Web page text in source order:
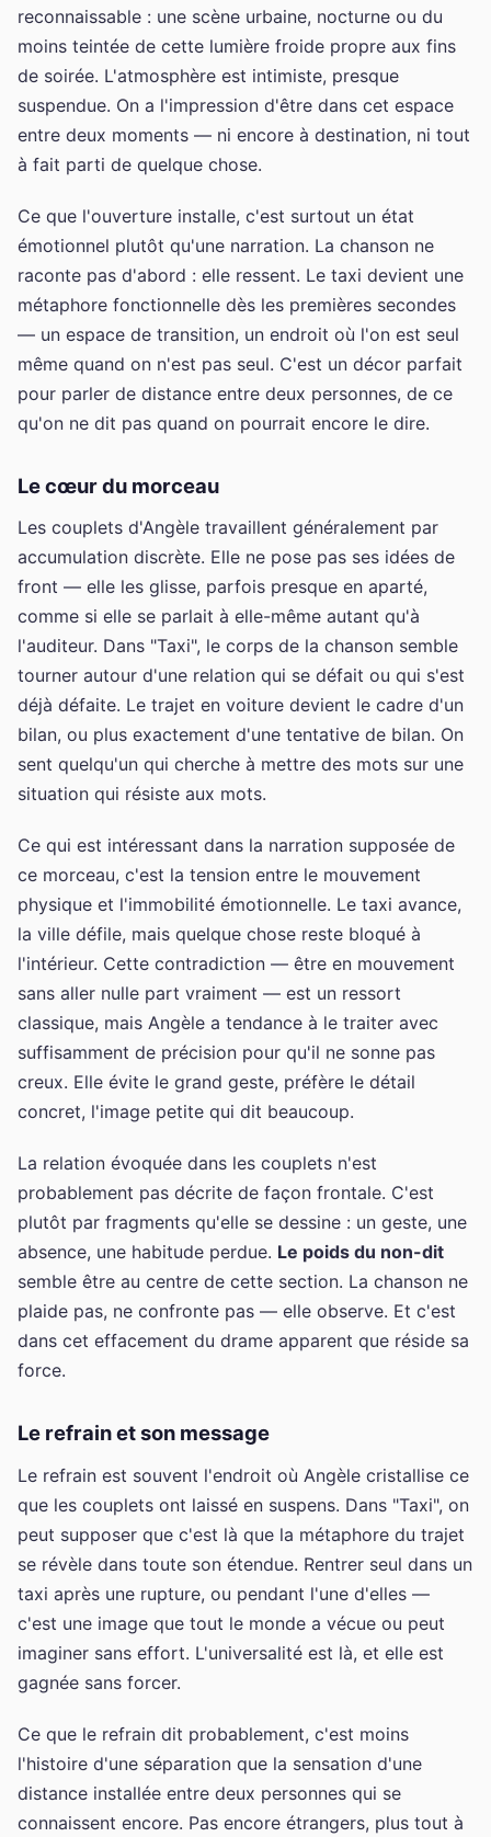
reconnaissable : une scène urbaine, nocturne ou du
moins teintée de cette lumière froide propre aux fins
de soirée. L'atmosphère est intimiste, presque
suspendue. On a l'impression d'être dans cet espace
entre deux moments — ni encore à destination, ni tout
à fait parti de quelque chose.
Ce que l'ouverture installe, c'est surtout un état
émotionnel plutôt qu'une narration. La chanson ne
raconte pas d'abord : elle ressent. Le taxi devient une
métaphore fonctionnelle dès les premières secondes
— un espace de transition, un endroit où l'on est seul
même quand on n'est pas seul. C'est un décor parfait
pour parler de distance entre deux personnes, de ce
qu'on ne dit pas quand on pourrait encore le dire.
Le cœur du morceau
Les couplets d'Angèle travaillent généralement par
accumulation discrète. Elle ne pose pas ses idées de
front — elle les glisse, parfois presque en aparté,
comme si elle se parlait à elle-même autant qu'à
l'auditeur. Dans "Taxi", le corps de la chanson semble
tourner autour d'une relation qui se défait ou qui s'est
déjà défaite. Le trajet en voiture devient le cadre d'un
bilan, ou plus exactement d'une tentative de bilan. On
sent quelqu'un qui cherche à mettre des mots sur une
situation qui résiste aux mots.
Ce qui est intéressant dans la narration supposée de
ce morceau, c'est la tension entre le mouvement
physique et l'immobilité émotionnelle. Le taxi avance,
la ville défile, mais quelque chose reste bloqué à
l'intérieur. Cette contradiction — être en mouvement
sans aller nulle part vraiment — est un ressort
classique, mais Angèle a tendance à le traiter avec
suffisamment de précision pour qu'il ne sonne pas
creux. Elle évite le grand geste, préfère le détail
concret, l'image petite qui dit beaucoup.
La relation évoquée dans les couplets n'est
probablement pas décrite de façon frontale. C'est
plutôt par fragments qu'elle se dessine : un geste, une
absence, une habitude perdue. Le poids du non-dit
semble être au centre de cette section. La chanson ne
plaide pas, ne confronte pas — elle observe. Et c'est
dans cet effacement du drame apparent que réside sa
force.
Le refrain et son message
Le refrain est souvent l'endroit où Angèle cristallise ce
que les couplets ont laissé en suspens. Dans "Taxi", on
peut supposer que c'est là que la métaphore du trajet
se révèle dans toute son étendue. Rentrer seul dans un
taxi après une rupture, ou pendant l'une d'elles —
c'est une image que tout le monde a vécue ou peut
imaginer sans effort. L'universalité est là, et elle est
gagnée sans forcer.
Ce que le refrain dit probablement, c'est moins
l'histoire d'une séparation que la sensation d'une
distance installée entre deux personnes qui se
connaissent encore. Pas encore étrangers, plus tout à